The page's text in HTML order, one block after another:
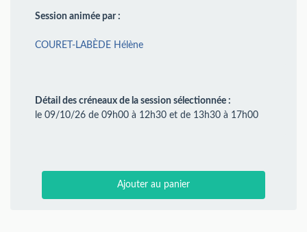
Session animée par :
COURET-LABÈDE Hélène
Détail des créneaux de la session sélectionnée :
le 09/10/26 de 09h00 à 12h30 et de 13h30 à 17h00
Ajouter au panier